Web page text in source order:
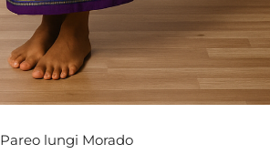
Pareo lungi Morado